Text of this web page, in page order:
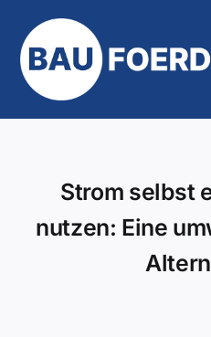
Inhalt
springen
Strom selbst
nutzen: Eine